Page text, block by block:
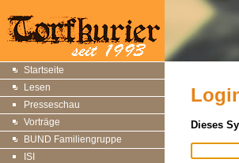
Startseite
Lesen
Presseschau
Vorträge
BUND Familiengruppe
ISI
Dieses